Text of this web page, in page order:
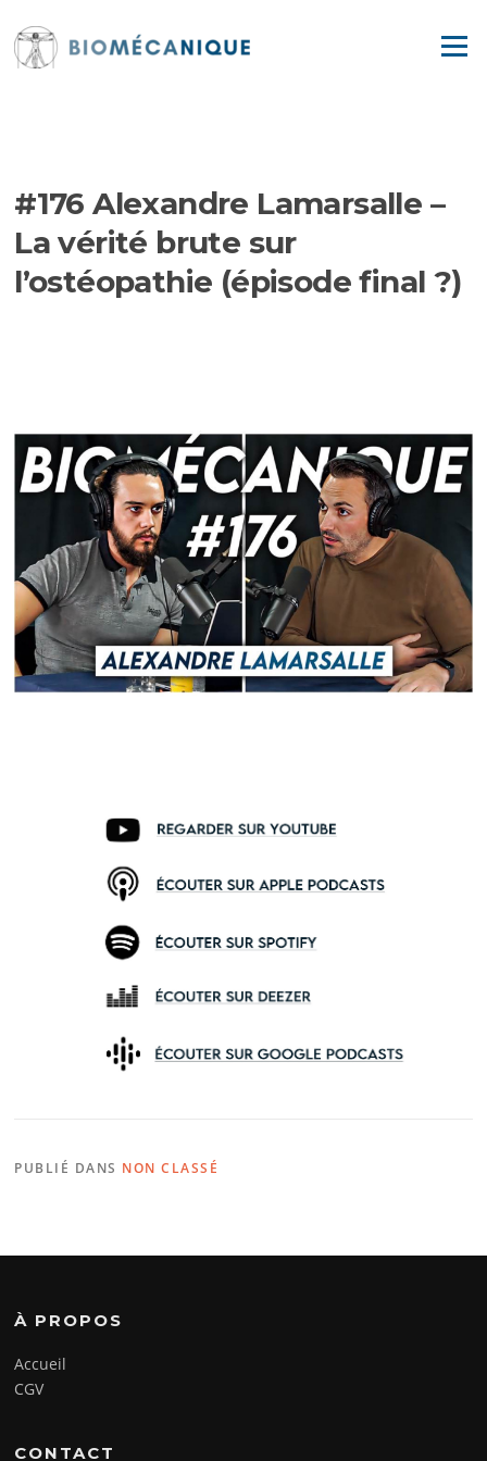
contenu
Menu
#176 Alexandre Lamarsalle –
La vérité brute sur
l’ostéopathie (épisode final ?)
PUBLIÉ DANS NON CLASSÉ
À PROPOS
Accueil
CGV
CONTACT